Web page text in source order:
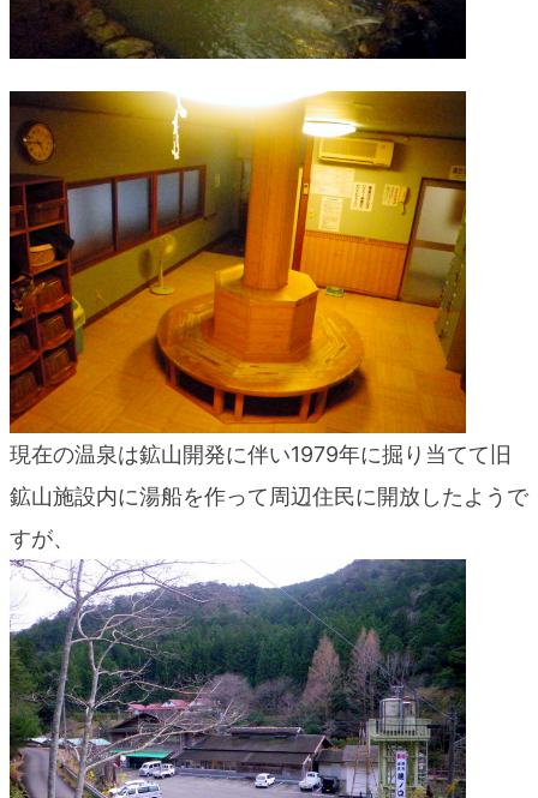
現在の温泉は鉱山開発に伴い1979年に掘り当てて旧
鉱山施設内に湯船を作って周辺住民に開放したようで
すが、